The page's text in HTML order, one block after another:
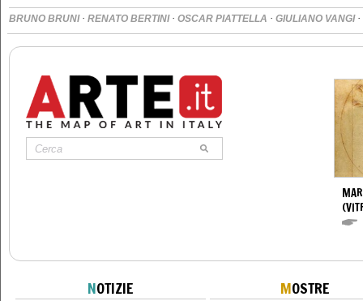
BRUNO BRUNI · RENATO BERTINI · OSCAR PIATTELLA · GIULIANO VANGI ·
NOTIZIE MOSTRE